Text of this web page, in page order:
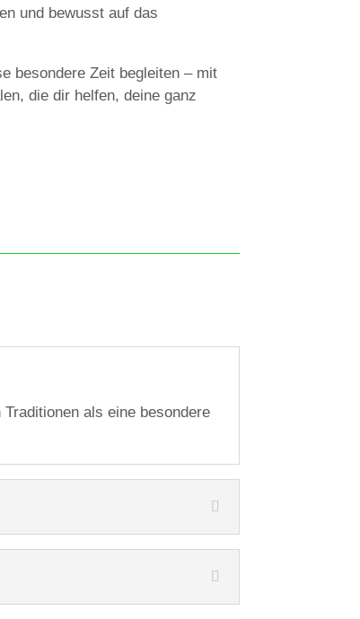
und bewusst auf das
besondere Zeit begleiten – mit
die dir helfen, deine ganz
als eine besondere